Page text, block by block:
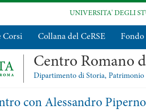
UNIVERSITA' DEGLI
Corsi Collana del CeRSE Fondo
Centro Romano
Dipartimento di Storia, Patrimonio
con Alessandro Piperno